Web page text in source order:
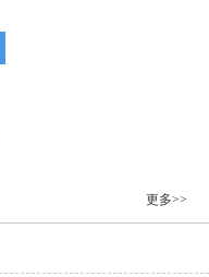
更多>>